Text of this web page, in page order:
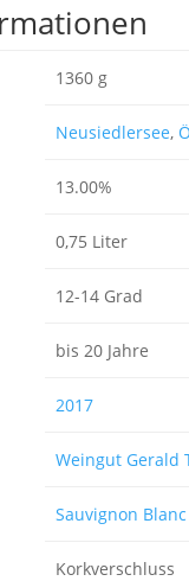
1360 g
Neusiedlersee,
13.00%
0,75 Liter
12-14 Grad
bis 20 Jahre
2017
Weingut Gerald
Sauvignon Blanc
Korkverschluss